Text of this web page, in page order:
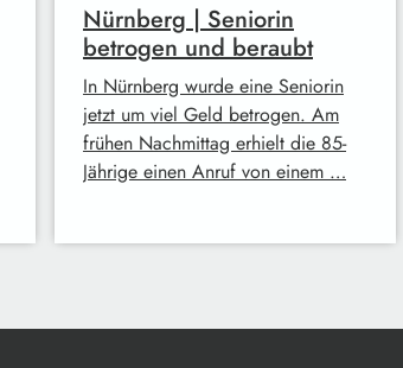
Nürnberg | Seniorin
betrogen und beraubt
In Nürnberg wurde eine Seniorin
jetzt um viel Geld betrogen. Am
frühen Nachmittag erhielt die 85-
Jährige einen Anruf von einem …